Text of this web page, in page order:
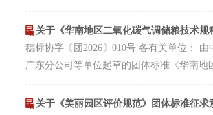
关于《华南地区二氧化碳气调储粮技术
穗标协字〔团2026〕010号 各有关单位：
广东分公司等单位起草的团体标准《华南
关于《美丽园区评价规范》团体标准征求